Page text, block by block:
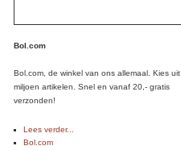
Bol.com
Bol.com, de winkel van ons allemaal. Kies
miljoen artikelen. Snel en vanaf 20,- gratis
verzonden!
Lees verder...
Bol.com